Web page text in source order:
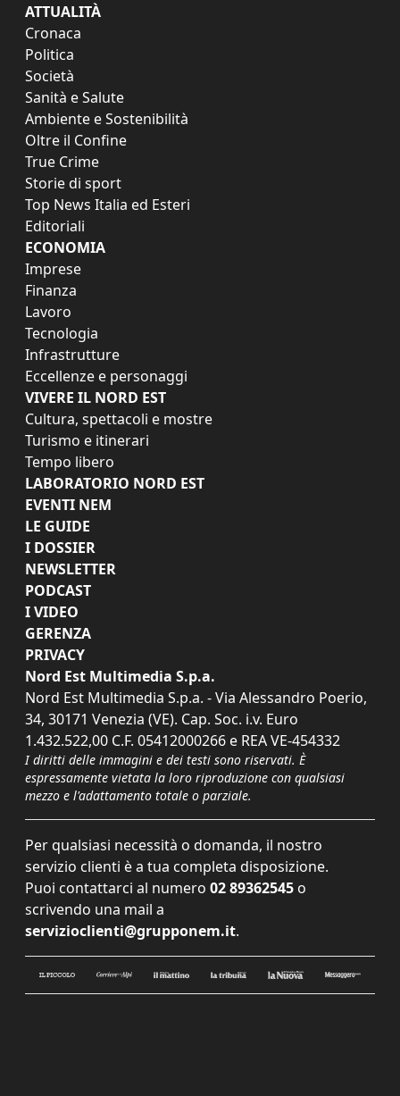
ATTUALITÀ
Cronaca
Politica
Società
Sanità e Salute
Ambiente e Sostenibilità
Oltre il Confine
True Crime
Storie di sport
Top News Italia ed Esteri
Editoriali
ECONOMIA
Imprese
Finanza
Lavoro
Tecnologia
Infrastrutture
Eccellenze e personaggi
VIVERE IL NORD EST
Cultura, spettacoli e mostre
Turismo e itinerari
Tempo libero
LABORATORIO NORD EST
EVENTI NEM
LE GUIDE
I DOSSIER
NEWSLETTER
PODCAST
I VIDEO
GERENZA
PRIVACY
Nord Est Multimedia S.p.a.
Nord Est Multimedia S.p.a. - Via Alessandro Poerio,
34, 30171 Venezia (VE). Cap. Soc. i.v. Euro
1.432.522,00 C.F. 05412000266 e REA VE-454332
I diritti delle immagini e dei testi sono riservati. È
espressamente vietata la loro riproduzione con qualsiasi
mezzo e l'adattamento totale o parziale.
Per qualsiasi necessità o domanda, il nostro
servizio clienti è a tua completa disposizione.
Puoi contattarci al numero 02 89362545 o
scrivendo una mail a
servizioclienti@grupponem.it.